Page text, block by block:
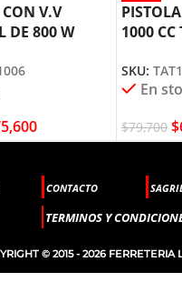
V.V
DE 800 W
1000
SKU:
En
$79,700 $
CONTACTO
TERMINOS Y
© 2015 - 2026 FERRETERIA